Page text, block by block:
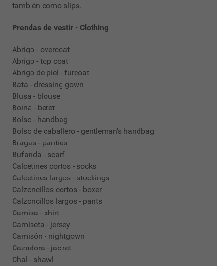
también como slips.
Prendas de vestir - Clothing
Abrigo - overcoat
Abrigo - top coat
Abrigo de piel - furcoat
Bata - dressing gown
Blusa - blouse
Boina - beret
Bolso - handbag
Bolso de caballero - gentleman's handbag
Bragas - panties
Bufanda - scarf
Calcetines cortos - socks
Calcetines largos - stockings
Calzoncillos cortos - boxer
Calzoncillos largos - pants
Camisa - shirt
Camiseta - jersey
Camisón - nightgown
Cazadora - jacket
Chal - shawl